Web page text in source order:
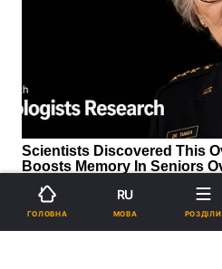
ГОЛОВНА
RU
МОВА РОЗДІЛИ